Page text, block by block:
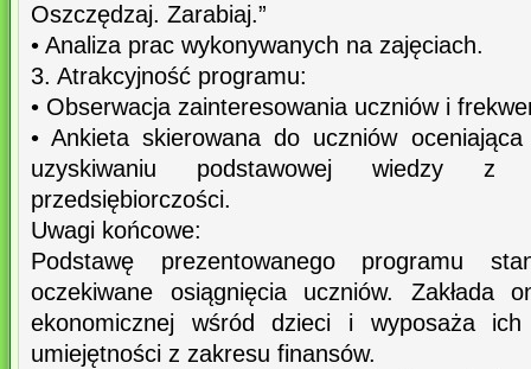
Oszczędzaj. Zarabiaj.”
• Analiza prac wykonywanych na zajęciach.
3. Atrakcyjność programu:
• Obserwacja zainteresowania uczniów i
• Ankieta skierowana do uczniów
uzyskiwaniu podstawowej wiedzy
przedsiębiorczości.
Uwagi końcowe:
Podstawę prezentowanego programu
oczekiwane osiągnięcia uczniów. Zakłada
ekonomicznej wśród dzieci i wyposaża
umiejętności z zakresu finansów.